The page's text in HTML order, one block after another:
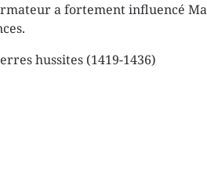
a fortement influencé
hussites (1419-1436)